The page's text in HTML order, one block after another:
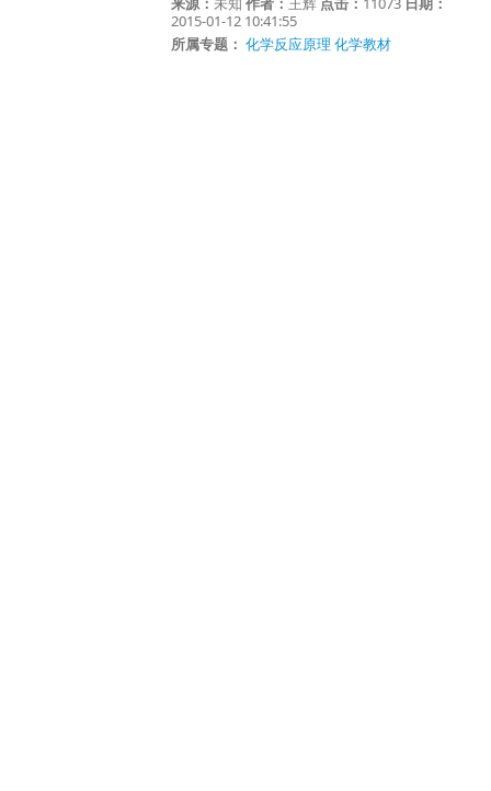
2015-01-12 10:41:55
所属专题： 化学反应原理 化学教材